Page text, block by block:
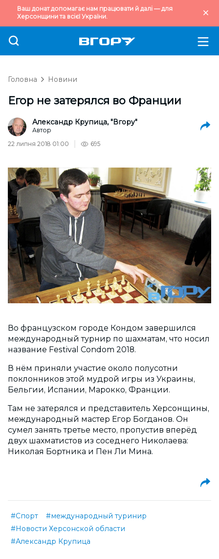
Ваш донат допомагає нам працювати й далі — для
Херсонщини та всієї України.
Головна Новини
Егор не затерялся во Франции
Александр Крупица, "Вгору"
Автор
22 липня 2018 01:00
695
Во французском городе Кондом завершился
международный турнир по шахматам, что носил
название Festival Condom 2018.
В нём приняли участие около полусотни
поклонников этой мудрой игры из Украины,
Бельгии, Испании, Марокко, Франции.
Там не затерялся и представитель Херсонщины,
международный мастер Егор Богданов. Он
сумел занять третье место, пропустив вперёд
двух шахматистов из соседнего Николаева:
Николая Бортника и Пен Ли Мина.
#Спорт
#международный туринир
#Новости Херсонской области
#Александр Крупица